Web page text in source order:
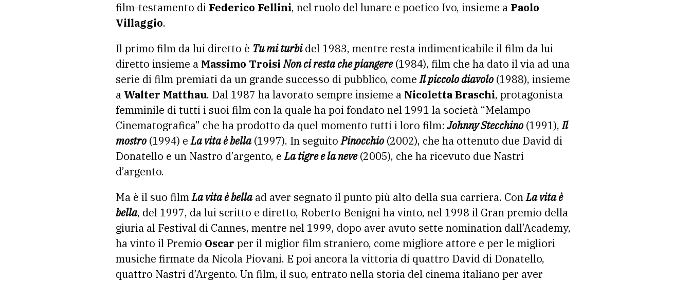
film-testamento di Federico Fellini, nel ruolo del lunare e poetico Ivo, insieme a Paolo
Villaggio.
Il primo film da lui diretto è Tu mi turbidel 1983, mentre resta indimenticabile il film da lui
diretto insieme a Massimo Troisi Non ci resta che piangere(1984), film che ha dato il via ad una
serie di film premiati da un grande successo di pubblico, comeIl piccolo diavolo (1988), insieme
a Walter Matthau. Dal 1987 ha lavorato sempre insieme a Nicoletta Braschi, protagonista
femminile di tutti i suoi film con la quale ha poi fondato nel 1991 la società “Melampo
Cinematografica” che ha prodotto da quel momento tutti i loro film:Johnny Stecchino (1991),Il
mostro (1994) eLa vita è bella(1997). In seguitoPinocchio (2002), che ha ottenuto due David di
Donatello e un Nastro d’argento, eLa tigre e la neve(2005), che ha ricevuto due Nastri
d’argento.
Ma è il suo filmLa vita è bellaad aver segnato il punto più alto della sua carriera. ConLa vita è
bella, del 1997, da lui scritto e diretto, Roberto Benigni ha vinto, nel 1998 il Gran premio della
giuria al Festival di Cannes, mentre nel 1999, dopo aver avuto sette nomination dall’Academy,
ha vinto il Premio Oscar per il miglior film straniero, come migliore attore e per le migliori
musiche firmate da Nicola Piovani. E poi ancora la vittoria di quattro David di Donatello,
quattro Nastri d’Argento. Un film, il suo, entrato nella storia del cinema italiano per aver